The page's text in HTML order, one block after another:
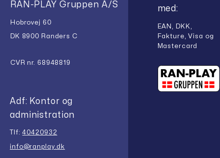
RAN-PLAY Gruppen A/S
Hobrovej 60
DK 8900 Randers C
CVR nr. 68948819
Adf: Kontor og
administration
Tlf:40420932
info@ranplay.dk
med:
EAN, DKK,
Fakture, Visa og
Mastercard